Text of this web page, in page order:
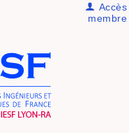
Accès
membre